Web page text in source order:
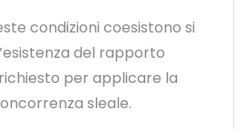
condizioni coesistono si
del rapporto
per applicare la
sleale.